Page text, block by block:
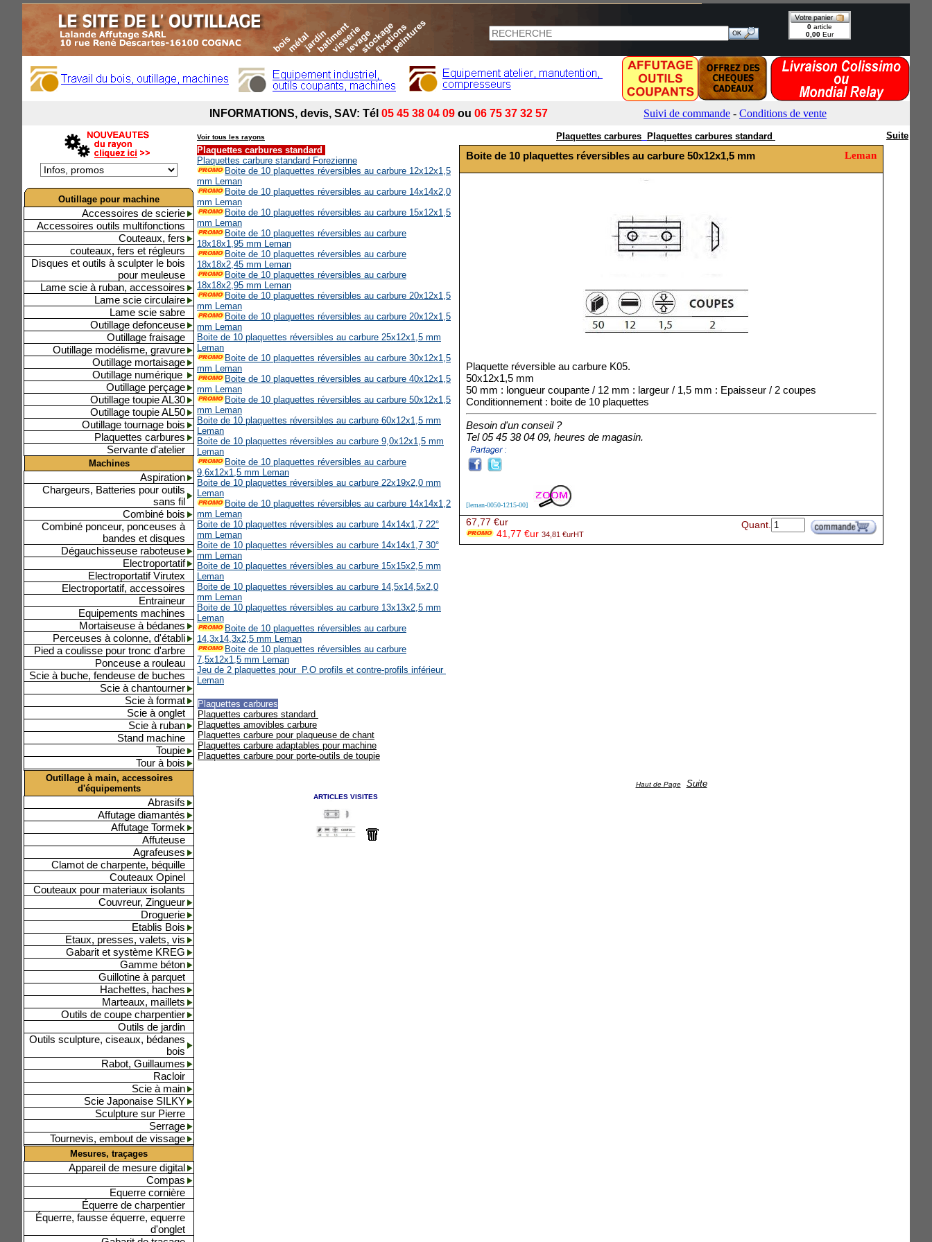
Outillage pour machine
Accessoires de scierie
Accessoires outils multifonctions
Couteaux, fers
couteaux, fers et régleurs
Disques et outils à sculpter le bois
pour meuleuse
Lame scie à ruban, accessoires
Lame scie circulaire
Lame scie sabre
Outillage defonceuse
Outillage fraisage
Outillage modélisme, gravure
Outillage mortaisage
Outillage numérique
Outillage perçage
Outillage toupie AL30
Outillage toupie AL50
Outillage tournage bois
Plaquettes carbures
Servante d'atelier
Machines
Aspiration
Chargeurs, Batteries pour outils
sans fil
Combiné bois
Combiné ponceur, ponceuses à
bandes et disques
Dégauchisseuse raboteuse
Electroportatif
Electroportatif Virutex
Electroportatif, accessoires
Entraineur
Equipements machines
Mortaiseuse à bédanes
Perceuses à colonne, d'établi
Pied a coulisse pour tronc d'arbre
Ponceuse a rouleau
Scie à buche, fendeuse de buches
Scie à chantourner
Scie à format
Scie à onglet
Scie à ruban
Stand machine
Toupie
Tour à bois
Outillage à main, accessoires
d'équipements
Abrasifs
Affutage diamantés
Affutage Tormek
Affuteuse
Agrafeuses
Clamot de charpente, béquille
Couteaux Opinel
Couteaux pour materiaux isolants
Couvreur, Zingueur
Droguerie
Etablis Bois
Etaux, presses, valets, vis
Gabarit et système KREG
Gamme béton
Guillotine à parquet
Hachettes, haches
Marteaux, maillets
Outils de coupe charpentier
Outils de jardin
Outils sculpture, ciseaux, bédanes
bois
Rabot, Guillaumes
Racloir
Scie à main
Scie Japonaise SILKY
Sculpture sur Pierre
Serrage
Tournevis, embout de vissage
Mesures, traçages
Appareil de mesure digital
Compas
Equerre cornière
Équerre de charpentier
Équerre, fausse équerre, equerre
d'onglet
Voir tous les rayons Plaquettes carbures Plaquettes carbures standard
Suite
Plaquettes carbures standard
Plaquettes carbure standard Forezienne
Boite de 10 plaquettes réversibles au carbure 12x12x1,5
mm Leman
Boite de 10 plaquettes réversibles au carbure 14x14x2,0
mm Leman
Boite de 10 plaquettes réversibles au carbure 15x12x1,5
mm Leman
Boite de 10 plaquettes réversibles au carbure
18x18x1,95 mm Leman
Boite de 10 plaquettes réversibles au carbure
18x18x2,45 mm Leman
Boite de 10 plaquettes réversibles au carbure
18x18x2,95 mm Leman
Boite de 10 plaquettes réversibles au carbure 20x12x1,5
mm Leman
Boite de 10 plaquettes réversibles au carbure 20x12x1,5
mm Leman
Boite de 10 plaquettes réversibles au carbure 25x12x1,5 mm
Leman
Boite de 10 plaquettes réversibles au carbure 30x12x1,5
mm Leman
Boite de 10 plaquettes réversibles au carbure 40x12x1,5
mm Leman
Boite de 10 plaquettes réversibles au carbure 50x12x1,5
mm Leman
Boite de 10 plaquettes réversibles au carbure 60x12x1,5 mm
Leman
Boite de 10 plaquettes réversibles au carbure 9,0x12x1,5 mm
Leman
Boite de 10 plaquettes réversibles au carbure
9,6x12x1,5 mm Leman
Boite de 10 plaquettes réversibles au carbure 22x19x2,0 mm
Leman
Boite de 10 plaquettes réversibles au carbure 14x14x1,2
mm Leman
Boite de 10 plaquettes réversibles au carbure 14x14x1,7 22°
mm Leman
Boite de 10 plaquettes réversibles au carbure 14x14x1,7 30°
mm Leman
Boite de 10 plaquettes réversibles au carbure 15x15x2,5 mm
Leman
Boite de 10 plaquettes réversibles au carbure 14,5x14,5x2,0
mm Leman
Boite de 10 plaquettes réversibles au carbure 13x13x2,5 mm
Leman
Boite de 10 plaquettes réversibles au carbure
14,3x14,3x2,5 mm Leman
Boite de 10 plaquettes réversibles au carbure
7,5x12x1,5 mm Leman
Jeu de 2 plaquettes pour P.O profils et contre-profils inférieur
Leman
Plaquettes carbures
Plaquettes carbures standard
Plaquettes amovibles carbure
Plaquettes carbure pour plaqueuse de chant
Plaquettes carbure adaptables pour machine
Plaquettes carbure pour porte-outils de toupie
Boite de 10 plaquettes réversibles au carbure 50x12x1,5 mm Leman
Plaquette réversible au carbure K05.
50x12x1,5 mm
50 mm : longueur coupante / 12 mm : largeur / 1,5 mm : Epaisseur / 2 coupes
Conditionnement : boite de 10 plaquettes
Besoin d'un conseil ?
Tel 05 45 38 04 09, heures de magasin.
[leman-0050-1215-00]
67,77 €ur
41,77 €ur 34,81 €urHT
Quant.
Haut de Page Suite